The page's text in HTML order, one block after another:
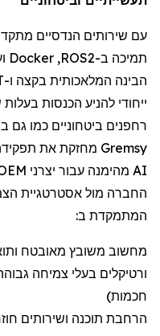
עם שירותים הנדסיים
תמיכה ב-ROS2
,
Docker
הבינה המלאכותית בקצה ו-
ייחודי להניע הכנסות בעלות
רחפנים ביטחוניים כמו גם
Gremsy מחזקת את
החברה מול אסטרטגיית
המתמקדת ב:
מחשוב משובץ מאובטח
ורטיקלים בעלי צמיחה
חכמות)
הרחבת תוכנה ושירותים